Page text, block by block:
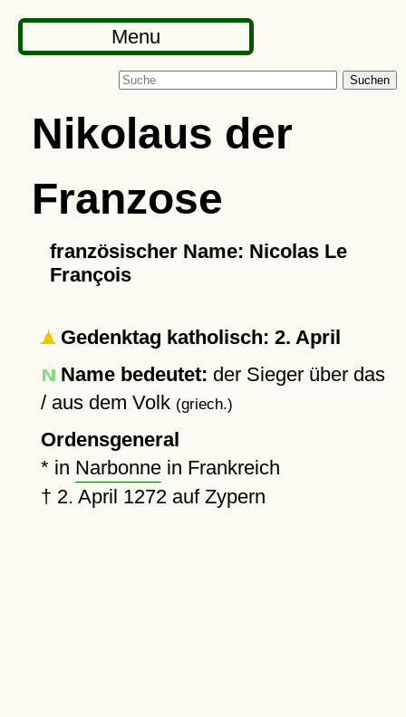
Menu
Suchen
Nikolaus der
Franzose
französischer Name: Nicolas Le
François
Gedenktag katholisch: 2. April
Name bedeutet: der Sieger über das
/ aus dem Volk (griech.)
Ordensgeneral
* in Narbonnein Frankreich
† 2. April 1272auf Zypern